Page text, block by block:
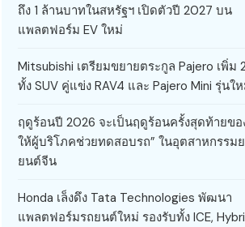
ถึง 1 ล้านบาทในสหรัฐฯ เปิดตัวปี 2027 บน
แพลตฟอร์ม EV ใหม่
Mitsubishi เตรียมขยายตระกูล Pajero เพิ่ม
ทั้ง SUV คู่แข่ง RAV4 และ Pajero Mini รุ่นใ
ฤดูร้อนปี 2026 จะเป็นฤดูร้อนครั้งสุดท้ายขอ
ให้ผู้บริโภคช่วยทดสอบรถ” ในอุตสาหกรรม
ยนต์จีน
Honda เล็งดึง Tata Technologies พัฒนา
แพลตฟอร์มรถยนต์ใหม่ รองรับทั้ง ICE,